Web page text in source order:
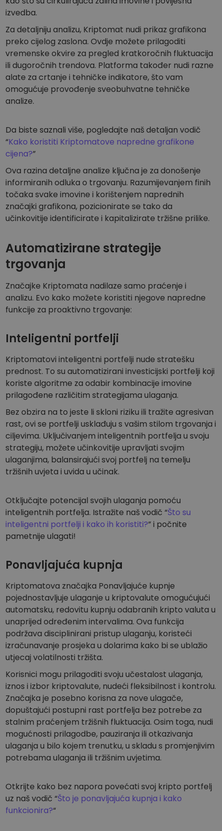
izvedba.
Za detaljniju analizu, Kriptomat nudi prikaz grafikona
preko cijelog zaslona. Ovdje možete prilagoditi
vremenske okvire za pregled kratkoročnih fluktuacija
ili dugoročnih trendova. Platforma također nudi razne
alate za crtanje i tehničke indikatore, što vam
omogućuje provođenje sveobuhvatne tehničke
analize.
Da biste saznali više, pogledajte naš detaljan vodič
“Kako koristiti Kriptomatove napredne grafikone
cijena?”
Ova razina detaljne analize ključna je za donošenje
informiranih odluka o trgovanju. Razumijevanjem finih
točaka svake imovine i korištenjem naprednih
značajki grafikona, pozicionirate se tako da
učinkovitije identificirate i kapitalizirate tržišne prilike.
Automatizirane strategije
trgovanja
Značajke Kriptomata nadilaze samo praćenje i
analizu. Evo kako možete koristiti njegove napredne
funkcije za proaktivno trgovanje:
Inteligentni portfelji
Kriptomatovi inteligentni portfelji nude stratešku
prednost. To su automatizirani investicijski portfelji koji
koriste algoritme za odabir kombinacije imovine
prilagođene različitim strategijama ulaganja.
Bez obzira na to jeste li skloni riziku ili tražite agresivan
rast, ovi se portfelji usklađuju s vašim stilom trgovanja i
ciljevima. Uključivanjem inteligentnih portfelja u svoju
strategiju, možete učinkovitije upravljati svojim
ulaganjima, balansirajući svoj portfelj na temelju
tržišnih uvjeta i uvida u učinak.
Otključajte potencijal svojih ulaganja pomoću
inteligentnih portfelja. Istražite naš vodič “Što su
inteligentni portfelji i kako ih koristiti?” i počnite
pametnije ulagati!
Ponavljajuća kupnja
Kriptomatova značajka Ponavljajuće kupnje
pojednostavljuje ulaganje u kriptovalute omogućujući
automatsku, redovitu kupnju odabranih kripto valuta u
unaprijed određenim intervalima. Ova funkcija
podržava disciplinirani pristup ulaganju, koristeći
izračunavanje prosjeka u dolarima kako bi se ublažio
utjecaj volatilnosti tržišta.
Korisnici mogu prilagoditi svoju učestalost ulaganja,
iznos i izbor kriptovalute, nudeći fleksibilnost i kontrolu.
Značajka je posebno korisna za nove ulagače,
dopuštajući postupni rast portfelja bez potrebe za
stalnim praćenjem tržišnih fluktuacija. Osim toga, nudi
mogućnosti prilagodbe, pauziranja ili otkazivanja
ulaganja u bilo kojem trenutku, u skladu s promjenjivim
potrebama ulaganja ili tržišnim uvjetima.
Otkrijte kako bez napora povećati svoj kripto portfelj
uz naš vodič “Što je ponavljajuća kupnja i kako
funkcionira?“